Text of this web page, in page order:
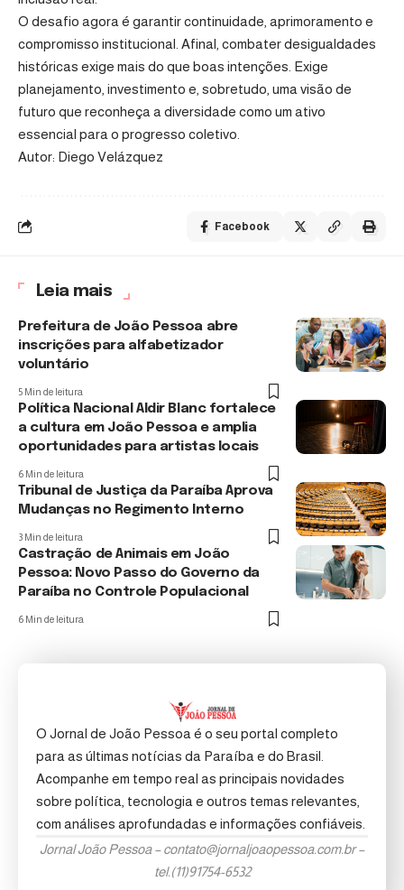
O desafio agora é garantir continuidade, aprimoramento e
compromisso institucional. Afinal, combater desigualdades
históricas exige mais do que boas intenções. Exige
planejamento, investimento e, sobretudo, uma visão de
futuro que reconheça a diversidade como um ativo
essencial para o progresso coletivo.
Autor: Diego Velázquez
Facebook
Leia mais
Prefeitura de João Pessoa abre
inscrições para alfabetizador
voluntário
5 Min de leitura
Política Nacional Aldir Blanc fortalece
a cultura em João Pessoa e amplia
oportunidades para artistas locais
6 Min de leitura
Tribunal de Justiça da Paraíba Aprova
Mudanças no Regimento Interno
3 Min de leitura
Castração de Animais em João
Pessoa: Novo Passo do Governo da
Paraíba no Controle Populacional
6 Min de leitura
O Jornal de João Pessoa é o seu portal completo
para as últimas notícias da Paraíba e do Brasil.
Acompanhe em tempo real as principais novidades
sobre política, tecnologia e outros temas relevantes,
com análises aprofundadas e informações confiáveis.
Jornal João Pessoa –contato@jornaljoaopessoa.com.br–
tel.(11)91754-6532